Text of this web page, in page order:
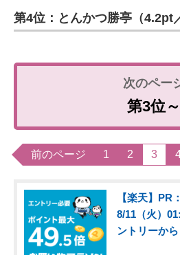
第4位：とんかつ勝亭（4.2pt
第3位～
前のページ 1 2 3
【楽天】PR
8/11（火）
ントリーから